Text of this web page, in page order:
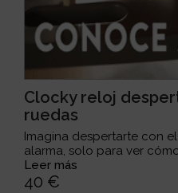
Clocky reloj
ruedas
Imagina despertarte con
alarma, solo para ver
Leer más
40 €